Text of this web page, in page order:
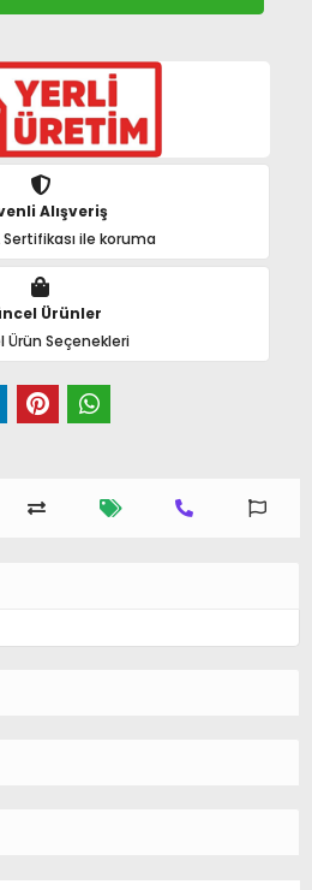
Alışveriş
Sertifikası ile koruma
Ürünler
Ürün Seçenekleri